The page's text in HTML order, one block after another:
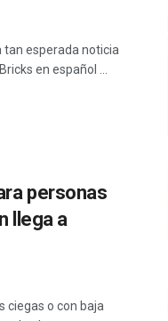
tan esperada noticia
en español ...
personas
llega a
ciegas o con baja